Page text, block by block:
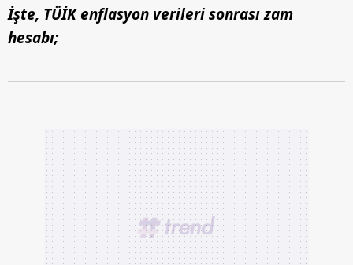
İşte, TÜİK enflasyon verileri sonrası zam
hesabı;